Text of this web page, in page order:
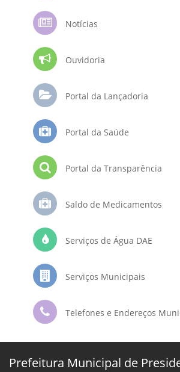
Notícias
Ouvidoria
Portal da Lançadoria
Portal da Saúde
Portal da Transparência
Saldo de Medicamentos
Serviços de Água DAE
Serviços Municipais
Telefones e Endereços
Prefeitura Municipal de